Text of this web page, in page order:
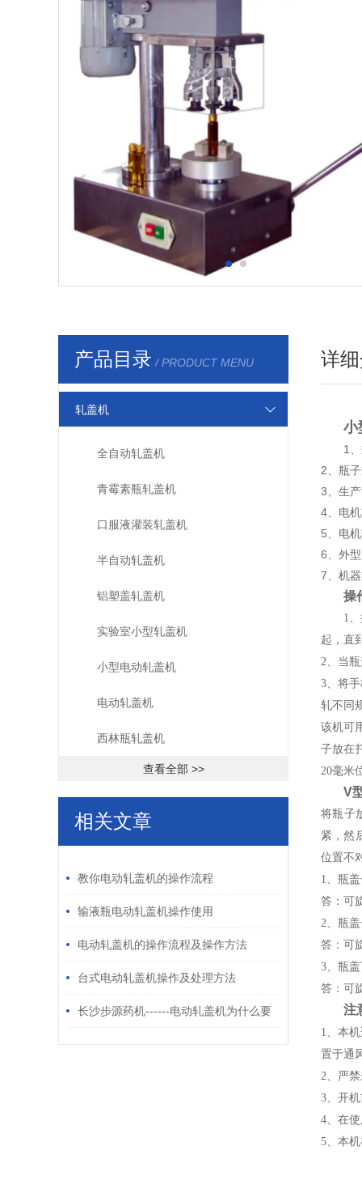
产品目录 / PRODUCT MENU
轧盖机
全自动轧盖机
青霉素瓶轧盖机
口服液灌装轧盖机
半自动轧盖机
铝塑盖轧盖机
实验室小型轧盖机
小型电动轧盖机
电动轧盖机
西林瓶轧盖机
查看全部 >>
相关文章
教你电动轧盖机的操作流程
输液瓶电动轧盖机操作使用
电动轧盖机的操作流程及操作方法
台式电动轧盖机操作及处理方法
长沙步源药机------电动轧盖机为什么要
详
小
1
2、瓶
3、生
4、电
5、电
6、外
7、机
操
1
起，直
2、当
3、将
轧不同
该机可
子放在
20毫米
V
将瓶子
紧，然
位置不
1、瓶
答：可
2、瓶
答：可
3、瓶
答：可
注
1、本
置于通
2、严
3、开
4、在
5、本